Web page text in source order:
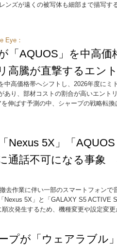
ンズが遠くの被写体も細部まで描写す
Eye：
「AQUOS」を中高
騰が直撃するエン
中高価格帯へシフトし、2026年度にミ
あり、部材コストの割合が高いエント
伸ばす予測の中、シャープの戦略転
Nexus 5X」「
通話不可になる事象
去作業に伴い一部のスマートフォンで
Nexus 5X」と「GALAXY S5 ACTIVE
次発生するため、機種変更や設定変
プが「ウェアラブ